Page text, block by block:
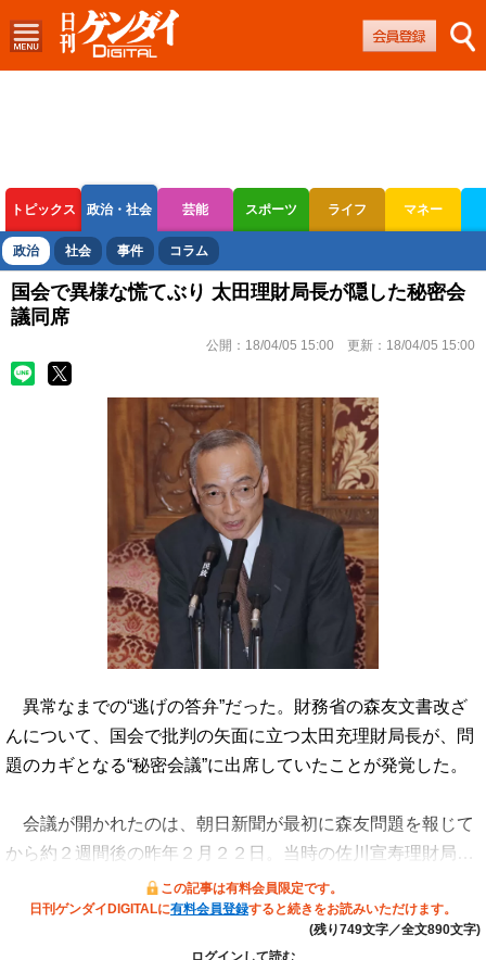
トピックス 政治・社会 芸能 スポーツ ライフ マネー
ボートレース 競輪 オートレース
政治 社会 事件 コラム
国会で異様な慌てぶり 太田理財局長が隠した秘密会
議同席
公開： 18/04/05 15:00 更新： 18/04/05 15:00
異常なまでの“逃げの答弁”だった。財務省の森友文書改ざ
んについて、国会で批判の矢面に立つ太田充理財局長が、問
題のカギとなる“秘密会議”に出席していたことが発覚した。
会議が開かれたのは、朝日新聞が最初に森友問題を報じて
から約２週間後の昨年２月２２日。当時の佐川宣寿理財局…
この記事は有料会員限定です。
日刊ゲンダイDIGITALに有料会員登録すると続きをお読みいただけます。
(残り749文字／全文890文字)
ログインして読む